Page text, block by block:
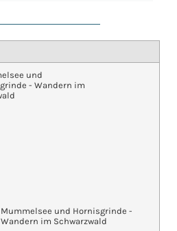
Mummelsee und Hornisgrinde -
Wandern im Schwarzwald